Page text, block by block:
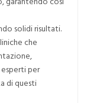
solidi risultati.
che
per
di questi